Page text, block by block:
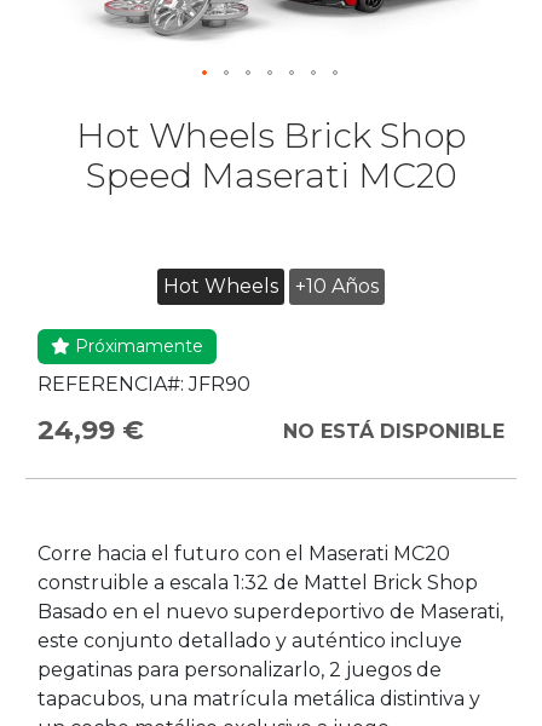
Hot Wheels Brick Shop
Speed Maserati MC20
Hot Wheels +10 Años
Próximamente
REFERENCIA#: JFR90
24,99 € NO ESTÁ DISPONIBLE
Corre hacia el futuro con el Maserati MC20
construible a escala 1:32 de Mattel Brick Shop
Basado en el nuevo superdeportivo de Maserati,
este conjunto detallado y auténtico incluye
pegatinas para personalizarlo, 2 juegos de
tapacubos, una matrícula metálica distintiva y